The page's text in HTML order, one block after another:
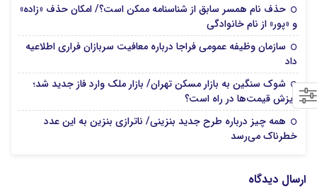
حذف نام همسر سابق از شناسنامه ممکن است؟/ امکان حذف «زاده»
و «پور» از نام خانوادگی
سازمان وظیفه عمومی فراجا درباره معافیت سربازان فراری اطلاعیه
داد
شوک سنگین به بازار مسکن تهران/ بازار ملک وارد فاز جدید شد؛
ریزش قیمت‌ها در راه است؟
همه چیز درباره طرح جدید بنزینی/ ناترازی بنزین به این عدد
خطرناک می‌رسد
ارسال دیدگاه